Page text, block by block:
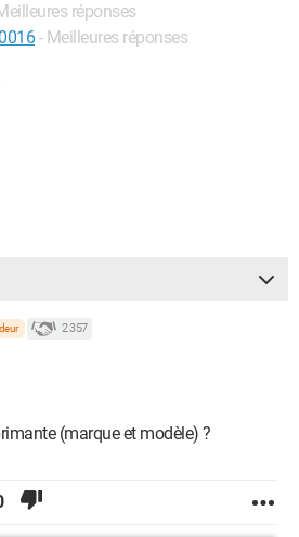
réponses
- Meilleures réponses
2 357
(marque et modèle) ?